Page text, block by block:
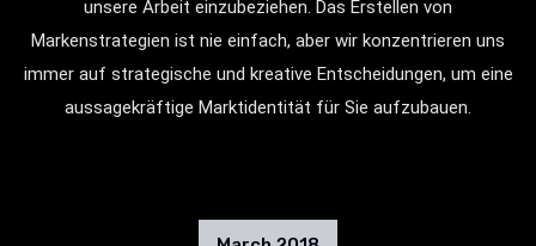
unsere Arbeit einzubeziehen. Das Erstellen von
Markenstrategien ist nie einfach, aber wir konzentrieren uns
immer auf strategische und kreative Entscheidungen, um eine
aussagekräftige Marktidentität für Sie aufzubauen.